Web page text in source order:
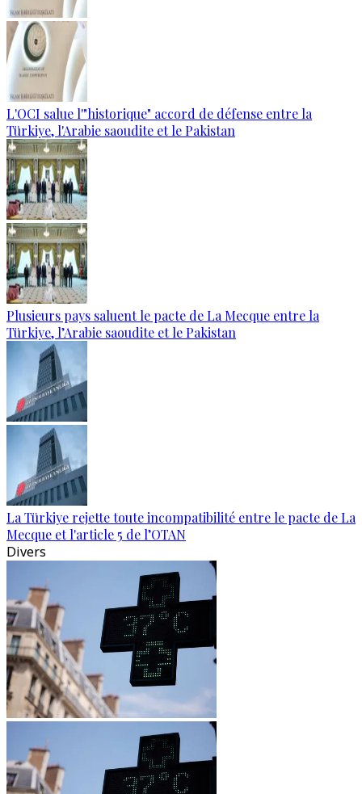
L'OCI salue l'"historique" accord de défense entre la
Türkiye, l'Arabie saoudite et le Pakistan
Plusieurs pays saluent le pacte de La Mecque entre la
Türkiye, l’Arabie saoudite et le Pakistan
La Türkiye rejette toute incompatibilité entre le pacte de La
Mecque et l'article 5 de l’OTAN
Divers